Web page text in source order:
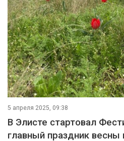
5 апреля 2025, 09:38
В Элисте стартовал
главный праздник